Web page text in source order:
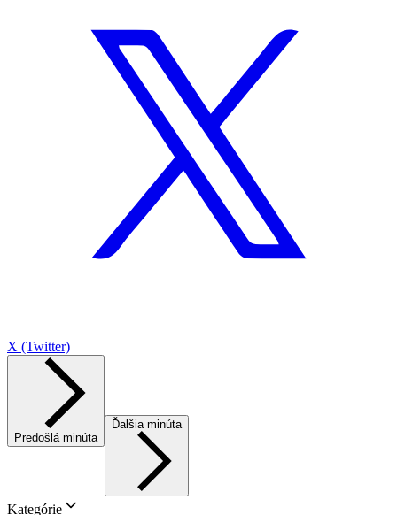
X (Twitter)
Predošlá minúta
Ďalšia minúta
Kategórie